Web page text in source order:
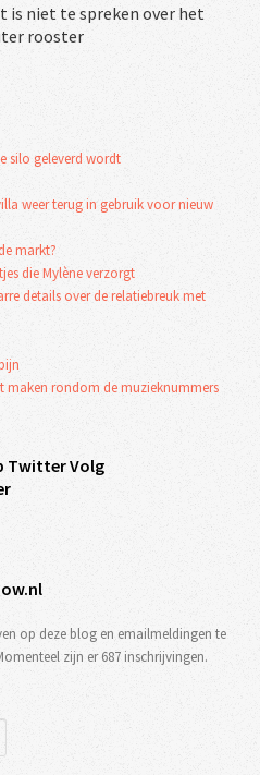
is niet te spreken over het
rooster
silo geleverd wordt
weer terug in gebruik voor nieuw
markt?
die Mylène verzorgt
details over de relatiebreuk met
maken rondom de muzieknummers
Volg
op deze blog en emailmeldingen te
zijn er 687 inschrijvingen.